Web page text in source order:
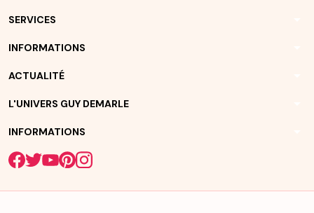
SERVICES
INFORMATIONS
ACTUALITÉ
L'UNIVERS GUY DEMARLE
INFORMATIONS